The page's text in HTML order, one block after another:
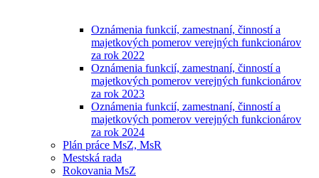
Oznámenia funkcií, zamestnaní, činností a
majetkových pomerov verejných funkcionárov
za rok 2022
Oznámenia funkcií, zamestnaní, činností a
majetkových pomerov verejných funkcionárov
za rok 2023
Oznámenia funkcií, zamestnaní, činností a
majetkových pomerov verejných funkcionárov
za rok 2024
Plán práce MsZ, MsR
Mestská rada
Rokovania MsZ